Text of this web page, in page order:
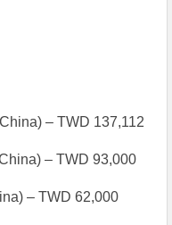
– TWD 137,112
– TWD 93,000
– TWD 62,000